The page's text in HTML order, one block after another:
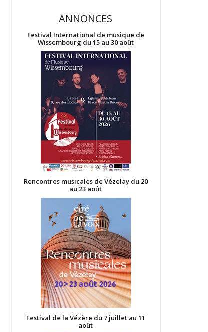
ANNONCES
Festival International de musique de
Wissembourg du 15 au 30 août
Rencontres musicales de Vézelay du 20
au 23 août
Festival de la Vézère du 7 juillet au 11
août